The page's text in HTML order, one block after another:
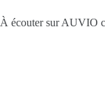
À écouter sur AUVIO